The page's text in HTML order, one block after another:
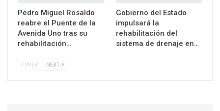
Pedro Miguel Rosaldo
reabre el Puente de la
Avenida Uno tras su
rehabilitación…
Gobierno del Estado
impulsará la
rehabilitación del
sistema de drenaje en…
PREV NEXT